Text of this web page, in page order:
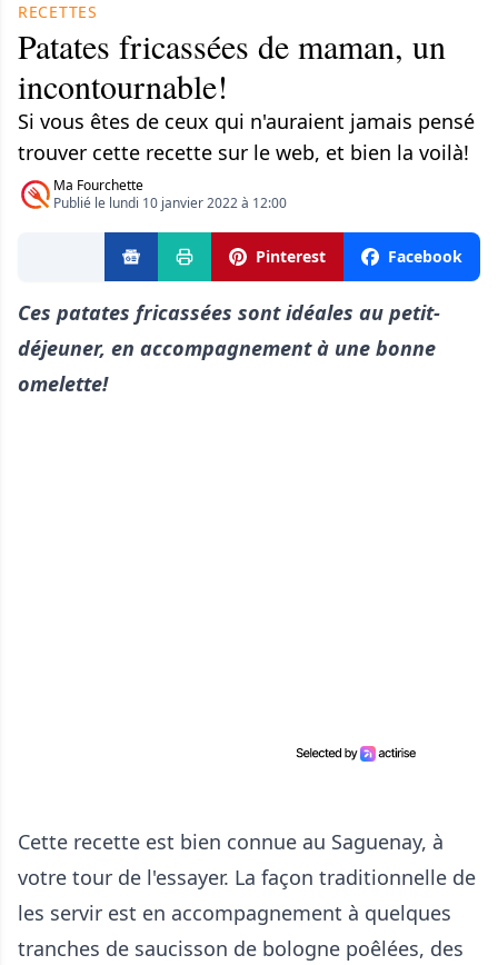
RECETTES
Patates fricassées de maman, un
incontournable!
Si vous êtes de ceux qui n'auraient jamais pensé
trouver cette recette sur le web, et bien la voilà!
Ma Fourchette
Publié le lundi 10 janvier 2022 à 12:00
Pinterest Facebook
Ces patates fricassées sont idéales au petit-
déjeuner, en accompagnement à une bonne
omelette!
Cette recette est bien connue au Saguenay, à
votre tour de l'essayer. La façon traditionnelle de
les servir est en accompagnement à quelques
tranches de saucisson de bologne poêlées, des